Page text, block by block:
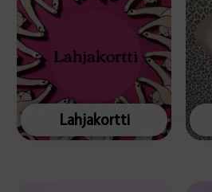
Lahjakortti